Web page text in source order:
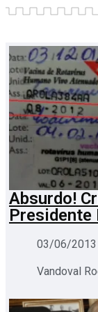
Absurdo!
Presidente
03/06/2013
Vandoval